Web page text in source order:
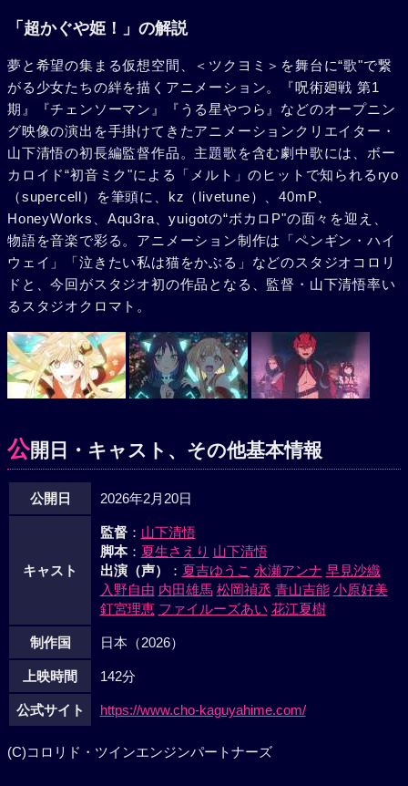
「超かぐや姫！」の解説
夢と希望の集まる仮想空間、＜ツクヨミ＞を舞台に“歌"で繋
がる少女たちの絆を描くアニメーション。『呪術廻戦 第1
期』『チェンソーマン』『うる星やつら』などのオープニン
グ映像の演出を手掛けてきたアニメーションクリエイター・
山下清悟の初長編監督作品。主題歌を含む劇中歌には、ボー
カロイド“初音ミク"による「メルト」のヒットで知られるryo
（supercell）を筆頭に、kz（livetune）、40mP、
HoneyWorks、Aqu3ra、yuigotの“ボカロP"の面々を迎え、
物語を音楽で彩る。アニメーション制作は「ペンギン・ハイ
ウェイ」「泣きたい私は猫をかぶる」などのスタジオコロリ
ドと、今回がスタジオ初の作品となる、監督・山下清悟率い
るスタジオクロマト。
公開日・キャスト、その他基本情報
公開日 2026年2月20日
キャスト
監督：山下清悟
脚本：夏生さえり 山下清悟
出演（声）
：夏吉ゆうこ 永瀬アンナ 早見沙織
入野自由 内田雄馬 松岡禎丞 青山吉能 小原好美
釘宮理恵 ファイルーズあい 花江夏樹
制作国 日本（2026）
上映時間 142分
公式サイト https://www.cho-kaguyahime.com/
(C)コロリド・ツインエンジンパートナーズ